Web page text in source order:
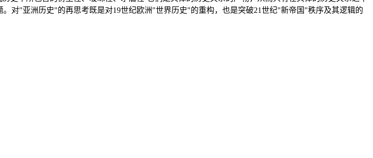
对"亚洲历史"的再思考既是对19世纪欧洲"世界历史"的重构，也是突破21世纪"新帝国"秩序及其逻辑的